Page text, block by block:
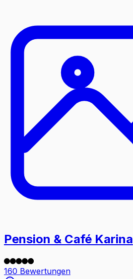
Pension & Café Karina
160 Bewertungen